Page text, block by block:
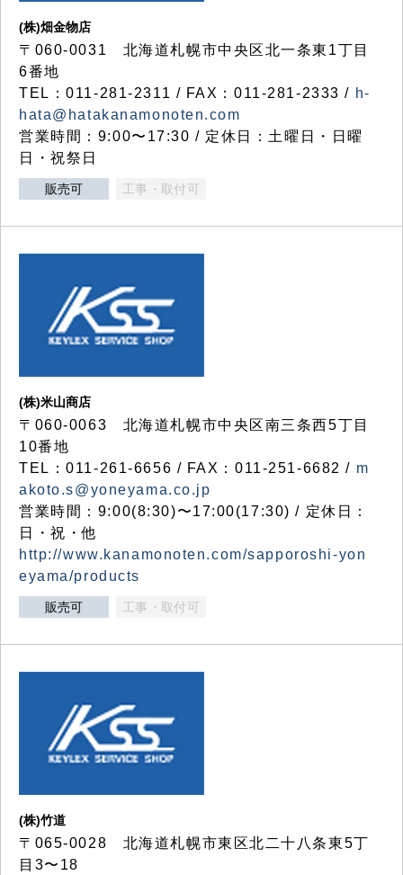
(株)畑金物店
〒060-0031 北海道札幌市中央区北一条東1丁目
6番地
TEL：011-281-2311 / FAX：011-281-2333 / h-
hata@hatakanamonoten.com
営業時間：9:00〜17:30 / 定休日：土曜日・日曜
日・祝祭日
販売可 工事・取付可
(株)米山商店
〒060-0063 北海道札幌市中央区南三条西5丁目
10番地
TEL：011-261-6656 / FAX：011-251-6682 / m
akoto.s@yoneyama.co.jp
営業時間：9:00(8:30)〜17:00(17:30) / 定休日：
日・祝・他
http://www.kanamonoten.com/sapporoshi-yon
eyama/products
販売可 工事・取付可
(株)竹道
〒065-0028 北海道札幌市東区北二十八条東5丁
目3〜18